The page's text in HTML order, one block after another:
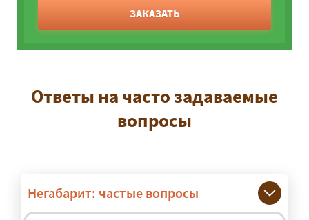
ЗАКАЗАТЬ
Ответы на часто задаваемые
вопросы
Негабарит: частые вопросы